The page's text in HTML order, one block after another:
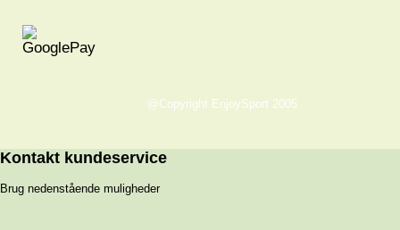
@Copyright EnjoySport 2005
Kontakt kundeservice
Brug nedenstående muligheder